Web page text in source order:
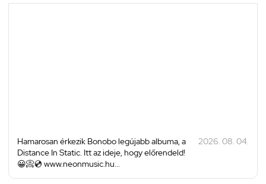
Hamarosan érkezik Bonobo legújabb albuma, a
Distance In Static. Itt az ideje, hogy előrendeld!
😀📀💿 www.neonmusic.hu...
2026. 08. 04.